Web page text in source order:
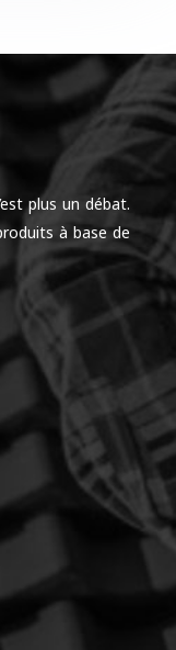
plus un débat.
à base de